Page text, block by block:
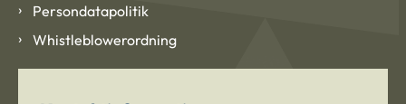
Persondatapolitik
Whistleblowerordning